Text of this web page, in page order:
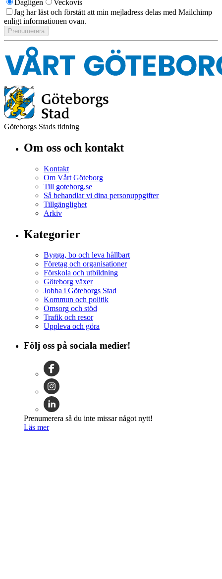
Dagligen
Veckovis
Jag har läst och förstått att min mejladress delas med Mailchimp
enligt informationen ovan.
Göteborgs Stads tidning
Om oss och kontakt
Kontakt
Om Vårt Göteborg
Till goteborg.se
Så behandlar vi dina personuppgifter
Tillgänglighet
Arkiv
Kategorier
Bygga, bo och leva hållbart
Företag och organisationer
Förskola och utbildning
Göteborg växer
Jobba i Göteborgs Stad
Kommun och politik
Omsorg och stöd
Trafik och resor
Uppleva och göra
Följ oss på sociala medier!
Prenumerera så du inte missar något nytt!
Läs mer